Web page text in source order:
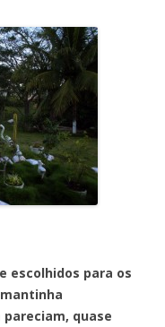
para os
quase